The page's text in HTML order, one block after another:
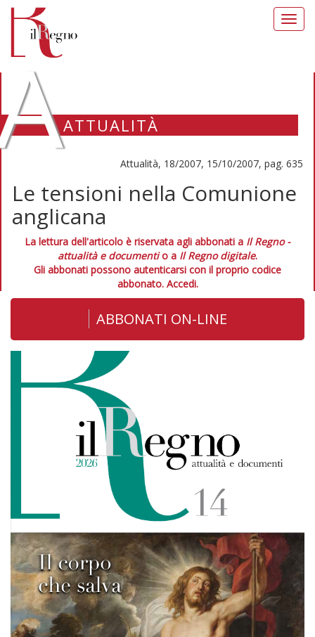
ATTUALITÀ
Attualità, 18/2007, 15/10/2007, pag. 635
Le tensioni nella Comunione
anglicana
La lettura dell'articolo è riservata agli abbonati a Il Regno -
attualità e documentio a Il Regno digitale.
Gli abbonati possono autenticarsi con il proprio codice
abbonato. Accedi.
ABBONATI ON-LINE